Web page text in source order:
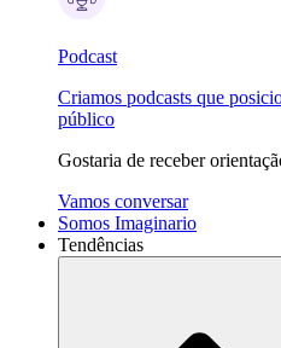
Podcast
Criamos podcasts que
público
Gostaria de receber
Vamos conversar
Somos Imaginario
Tendências